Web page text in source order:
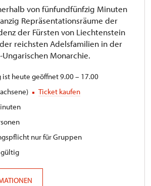
von fünfundfünfzig Minuten
Repräsentationsräume der
der Fürsten von Liechtenstein
reichsten Adelsfamilien in der
Monarchie.
ist heute geöffnet 9.00 – 17.00
Ticket kaufen
nur für Gruppen
gültig